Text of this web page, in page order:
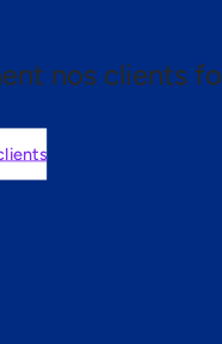
nos clients